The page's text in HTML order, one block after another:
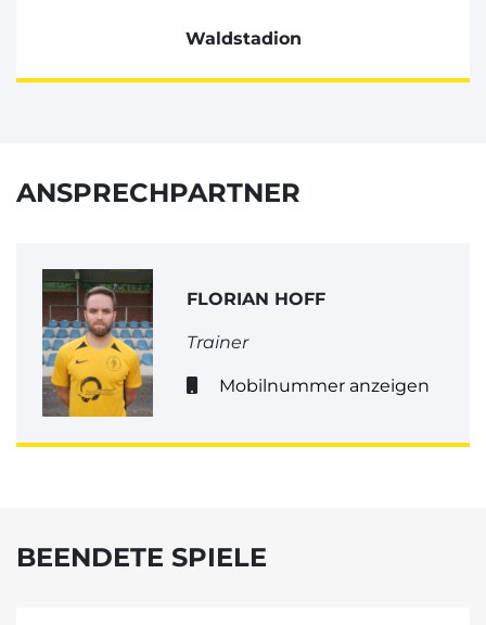
Waldstadion
ANSPRECHPARTNER
FLORIAN HOFF
Trainer
Mobilnummer anzeigen
BEENDETE SPIELE